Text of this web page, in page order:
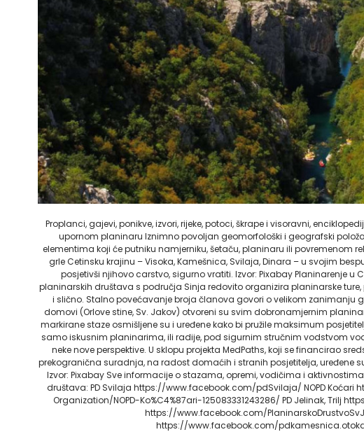
Proplanci, gajevi, ponikve, izvori, rijeke, potoci, škrape i visoravni,
upornom planinaru Iznimno povoljan geomorfološki i geografski
elementima koji će putniku namjerniku, šetaču, planinaru ili povremenom
grle Cetinsku krajinu – Visoka, Kamešnica, Svilaja, Dinara – u svojim
posjetivši njihovo carstvo, sigurno vratiti. Izvor: Pixabay Planinarenje
planinarskih društava s područja Sinja redovito organizira planinarske
i slično. Stalno povećavanje broja članova govori o velikom zanimanju
domovi (Orlove stine, Sv. Jakov) otvoreni su svim dobronamjernim
markirane staze osmišljene su i uređene kako bi pružile maksimum
samo iskusnim planinarima, ili radije, pod sigurnim stručnim vodstvom
neke nove perspektive. U sklopu projekta MedPaths, koji se financirao
prekogranična suradnja, na radost domaćih i stranih posjetitelja, uređene
Izvor: Pixabay Sve informacije o stazama, opremi, vodičima i
društava: PD Svilaja https://www.facebook.com/pdSvilaja/ NOPD
Organization/NOPD-Ko%C4%87ari-125083331243286/ PD Jelinak, Trilj
https://www.facebook.com/
https://www.facebook.com/